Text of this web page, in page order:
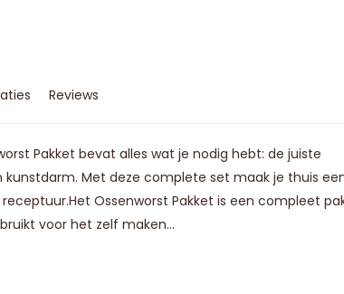
Reviews
Pakket bevat alles wat je nodig hebt: de juiste
Met deze complete set maak je thuis
Ossenworst Pakket is een compleet
voor het zelf maken...